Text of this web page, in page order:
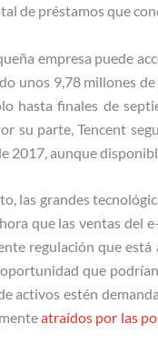
de préstamos que
empresa puede
unos 9,78 millones
hasta finales de
su parte, Tencent
2017, aunque
las grandes
que las ventas del
regulación que
que
activos estén
atraídos por las